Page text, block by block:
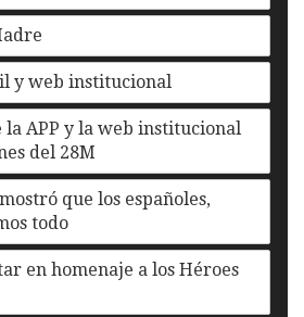
y web institucional
la APP y la web institucional
del 28M
que los españoles,
todo
en homenaje a los Héroes